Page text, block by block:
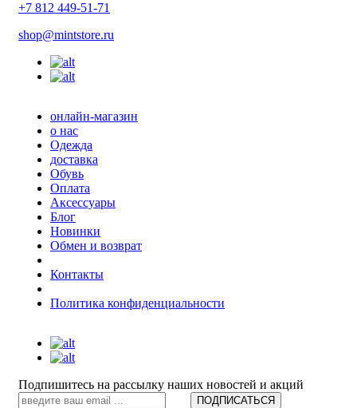
+7 812 449-51-71
shop@mintstore.ru
онлайн-магазин
о нас
Одежда
доставка
Обувь
Оплата
Аксессуары
Блог
Новинки
Обмен и возврат
Контакты
Политика конфиденциальности
Подпишитесь на рассылку наших новостей и акций
ПОДПИСАТЬСЯ